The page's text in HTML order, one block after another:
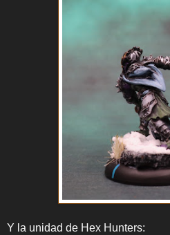
Y la unidad de Hex Hunters: